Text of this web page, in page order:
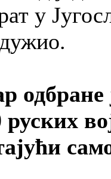
у